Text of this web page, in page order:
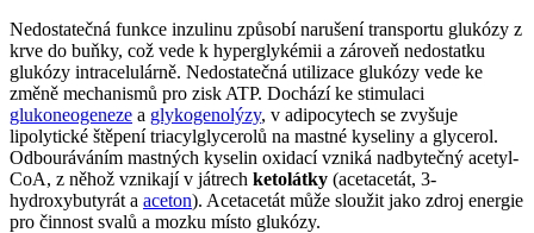
Nedostatečná funkce inzulinu způsobí narušení transportu glukózy z
krve do buňky, což vede k hyperglykémii a zároveň nedostatku
glukózy intracelulárně. Nedostatečná utilizace glukózy vede ke
změně mechanismů pro zisk ATP. Dochází ke stimulaci
glukoneogeneze a glykogenolýzy, v adipocytech se zvyšuje
lipolytické štěpení triacylglycerolů na mastné kyseliny a glycerol.
Odbouráváním mastných kyselin oxidací vzniká nadbytečný acetyl-
CoA, z něhož vznikají v játrech ketolátky (acetacetát, 3-
hydroxybutyrát a aceton). Acetacetát může sloužit jako zdroj energie
pro činnost svalů a mozku místo glukózy.